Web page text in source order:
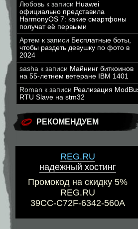
Любовь к записи Huawei
официально представила
HarmonyOS 7: какие смартфоны
получат её первыми
Артем к записи Бесплатные боты,
чтобы раздеть девушку по фото в
2024
sasha к записи Майнинг биткоинов
на 55-летнем ветеране IBM 1401
Roman к записи Реализация
RTU Slave на stm32
РЕКОМЕНДУЕМ
REG.RU
надежный хостинг
Промокод на скидку 5%
REG.RU
39CC-C72F-6342-560A